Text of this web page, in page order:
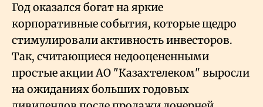
Год оказался богат на яркие
корпоративные события, которые щедро
стимулировали активность инвесторов.
Так, считающиеся недооцененными
простые акции АО "Казахтелеком" выросли
на ожиданиях больших годовых